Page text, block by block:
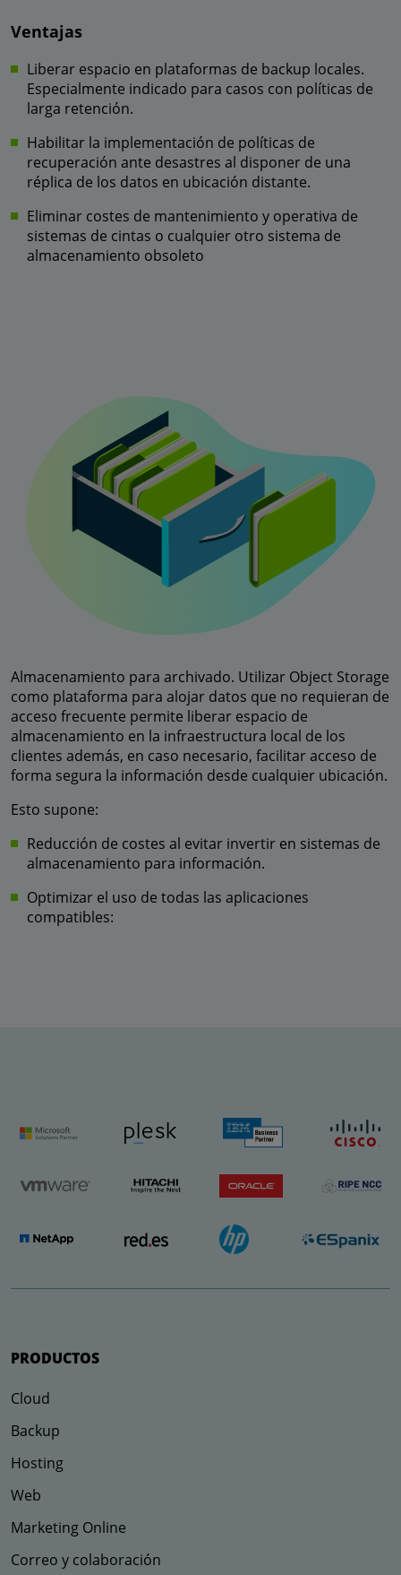
Ventajas
Liberar espacio en plataformas de backup locales.
Especialmente indicado para casos con políticas de
larga retención.
Habilitar la implementación de políticas de
recuperación ante desastres al disponer de una
réplica de los datos en ubicación distante.
Eliminar costes de mantenimiento y operativa de
sistemas de cintas o cualquier otro sistema de
almacenamiento obsoleto
Almacenamiento para archivado. Utilizar Object Storage
como plataforma para alojar datos que no requieran de
acceso frecuente permite liberar espacio de
almacenamiento en la infraestructura local de los
clientes además, en caso necesario, facilitar acceso de
forma segura la información desde cualquier ubicación.
Esto supone:
Reducción de costes al evitar invertir en sistemas de
almacenamiento para información.
Optimizar el uso de todas las aplicaciones
compatibles:
PRODUCTOS
Cloud
Backup
Hosting
Web
Marketing Online
Correo y colaboración